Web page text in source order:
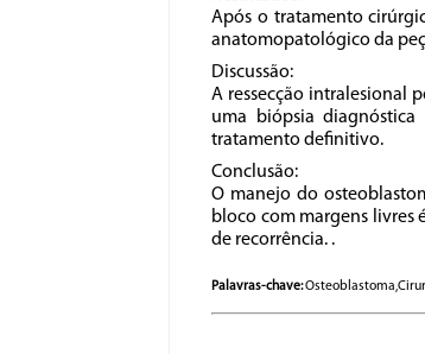
Após o tratamento
anatomopatológico da
Discussão:
A ressecção intralesional
uma biópsia
tratamento definitivo.
Conclusão:
O manejo do
bloco com margens livres
de recorrência. .
Palavras-chave: